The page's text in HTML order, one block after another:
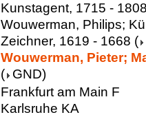
Kunstagent, 1715 -
Wouwerman, Philips;
Zeichner, 1619 - 1668 (
Wouwerman, Pieter;
( GND)
Frankfurt am Main F
Karlsruhe KA